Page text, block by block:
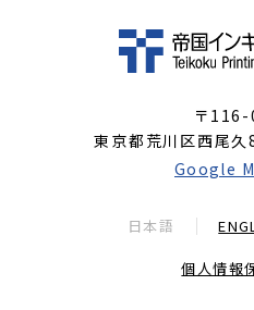
〒
東京都荒川区西尾久
Google
日本語
個人情報